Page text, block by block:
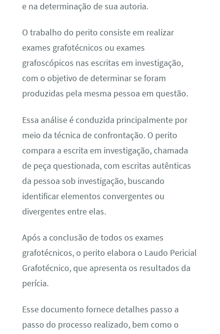
e na determinação de sua autoria.
O trabalho do perito consiste em realizar
exames grafotécnicos ou exames
grafoscópicos nas escritas em investigação,
com o objetivo de determinar se foram
produzidas pela mesma pessoa em questão.
Essa análise é conduzida principalmente por
meio da técnica de confrontação. O perito
compara a escrita em investigação, chamada
de peça questionada, com escritas autênticas
da pessoa sob investigação, buscando
identificar elementos convergentes ou
divergentes entre elas.
Após a conclusão de todos os exames
grafotécnicos, o perito elabora o Laudo Pericial
Grafotécnico, que apresenta os resultados da
perícia.
Esse documento fornece detalhes passo a
passo do processo realizado, bem como o